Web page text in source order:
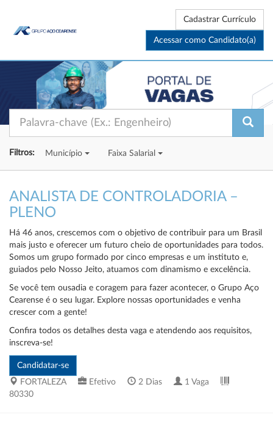
Cadastrar Currículo
Acessar como Candidato(a)
Filtros: Município Faixa Salarial
ANALISTA DE CONTROLADORIA –
PLENO
Há 46 anos, crescemos com o objetivo de contribuir para um Brasil
mais justo e oferecer um futuro cheio de oportunidades para todos.
Somos um grupo formado por cinco empresas e um instituto e,
guiados pelo Nosso Jeito, atuamos com dinamismo e excelência.
Se você tem ousadia e coragem para fazer acontecer, o Grupo Aço
Cearense é o seu lugar. Explore nossas oportunidades e venha
crescer com a gente!
Confira todos os detalhes desta vaga e atendendo aos requisitos,
inscreva-se!
FORTALEZA Efetivo 2 Dias
1 Vaga
80330